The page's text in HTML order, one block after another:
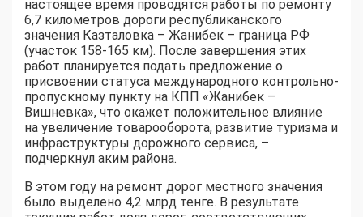
настоящее время проводятся работы по ремонту
6,7 километров дороги республиканского
значения Казталовка – Жанибек – граница РФ
(участок 158-165 км). После завершения этих
работ планируется подать предложение о
присвоении статуса международного контрольно-
пропускному пункту на КПП «Жанибек –
Вишневка», что окажет положительное влияние
на увеличение товарооборота, развитие туризма и
инфраструктуры дорожного сервиса, –
подчеркнул аким района.
В этом году на ремонт дорог местного значения
было выделено 4,2 млрд тенге. В результате